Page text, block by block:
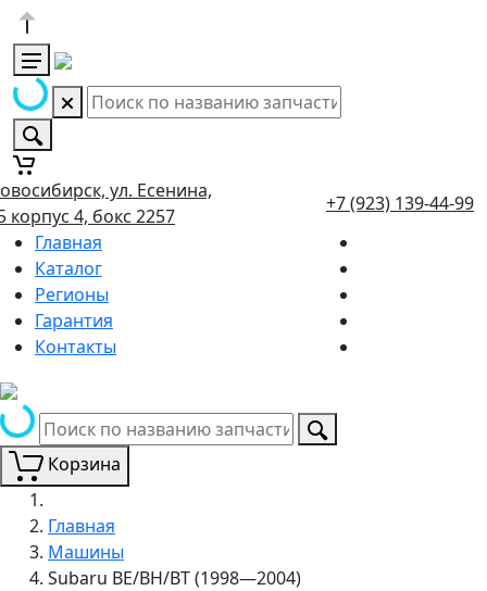
ул. Есенина,
корпус 4, бокс 2257
+7 (923) 139-44-99
Главная
Каталог
Регионы
Гарантия
Контакты
Корзина
Главная
Машины
Subaru BE/BH/BT (1998—2004)